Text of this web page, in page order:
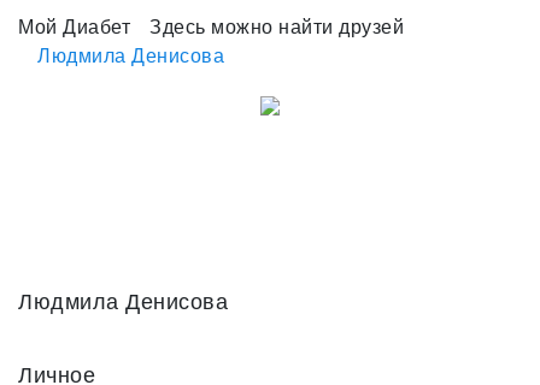
Мой Диабет
Здесь можно найти друзей
Людмила Денисова
Людмила Денисова
Личное